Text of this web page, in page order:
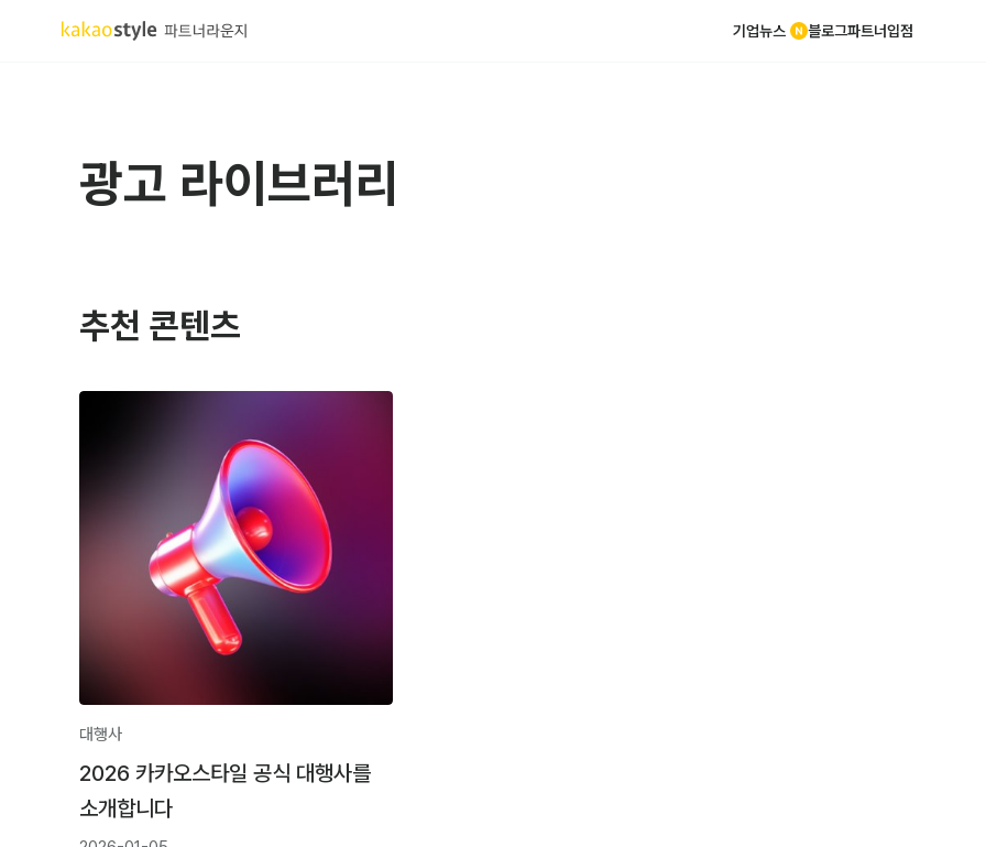
기업뉴스 블로그파트너입점
광고 라이브러리
추천 콘텐츠
대행사
2026 카카오스타일 공식 대행사를
소개합니다